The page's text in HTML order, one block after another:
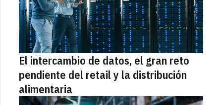
El intercambio de datos, el gran reto
pendiente del retail y la distribución
alimentaria